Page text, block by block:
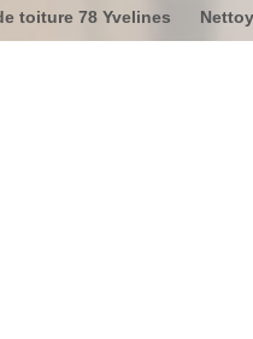
et démoussage de
toiture 78